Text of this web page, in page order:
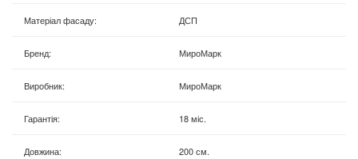
Матеріал фасаду: ДСП
Бренд: МироМарк
Виробник: МироМарк
Гарантія: 18 міс.
Довжина: 200 см.